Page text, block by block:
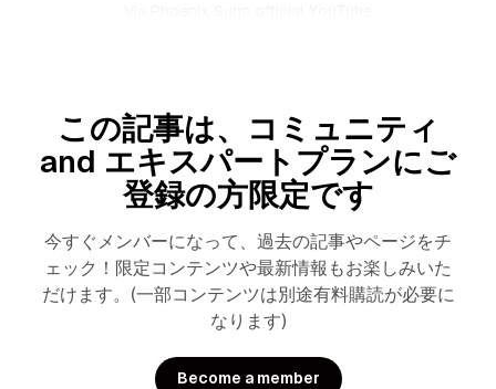
この記事は、コミュニティ
and エキスパートプランにご
登録の方限定です
今すぐメンバーになって、過去の記事やページをチ
ェック！限定コンテンツや最新情報もお楽しみいた
だけます。(一部コンテンツは別途有料購読が必要に
なります)
Become a member